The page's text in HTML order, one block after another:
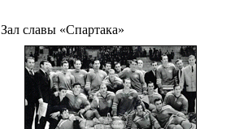
Зал славы «Спартака»